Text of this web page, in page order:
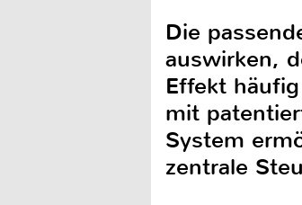
Die
auswirken,
Effekt
mit
System
zentrale